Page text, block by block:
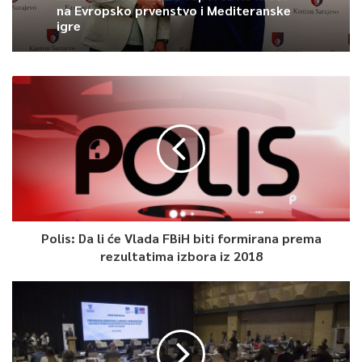
Article Rating
Bh. plivačica Iman Avdić uz podršku
na Evropsko prvenstvo i Mediteranske
TI uočio 1.200 primjera potencijalne
zloupotrebe javnih resursa za promociju
Polis: Da li će Vlada FBiH biti formirana prema
rezultatima izbora iz 2018